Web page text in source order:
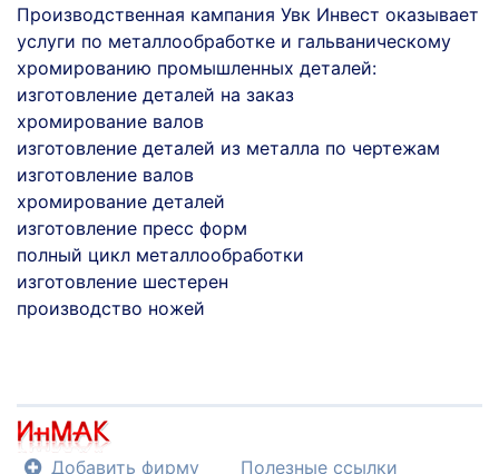
Производственная кампания Увк Инвест оказывает
услуги по металлообработке и гальваническому
хромированию промышленных деталей:
изготовление деталей на заказ
хромирование валов
изготовление деталей из металла по чертежам
изготовление валов
хромирование деталей
изготовление пресс форм
полный цикл металлообработки
изготовление шестерен
производство ножей
Добавить фирму Полезные ссылки